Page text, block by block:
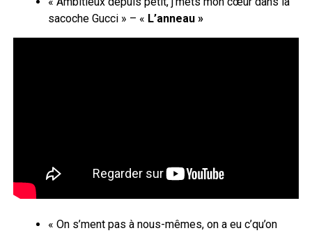
sacoche Gucci » – « L’anneau »
« On s’ment pas à nous-mêmes, on a eu c’qu’on